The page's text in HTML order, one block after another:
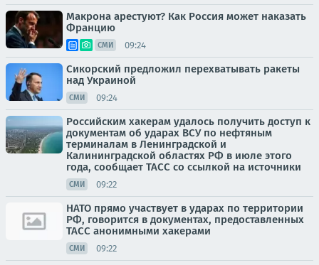
Макрона арестуют? Как Россия может наказать
Францию
СМИ 09:24
Сикорский предложил перехватывать ракеты
над Украиной
СМИ 09:24
Российским хакерам удалось получить доступ к
документам об ударах ВСУ по нефтяным
терминалам в Ленинградской и
Калининградской областях РФ в июле этого
года, сообщает ТАСС со ссылкой на источники
СМИ 09:22
НАТО прямо участвует в ударах по территории
РФ, говорится в документах, предоставленных
ТАСС анонимными хакерами
СМИ 09:22